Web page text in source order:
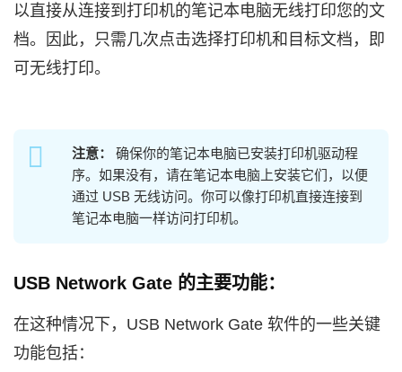
以直接从连接到打印机的笔记本电脑无线打印您的文
档。因此，只需几次点击选择打印机和目标文档，即
可无线打印。
注意：
确保你的笔记本电脑已安装打印机驱动程
序。如果没有，请在笔记本电脑上安装它们，以便
通过 USB 无线访问。你可以像打印机直接连接到
笔记本电脑一样访问打印机。
USB Network Gate 的主要功能：
在这种情况下，USB Network Gate 软件的一些关键
功能包括：